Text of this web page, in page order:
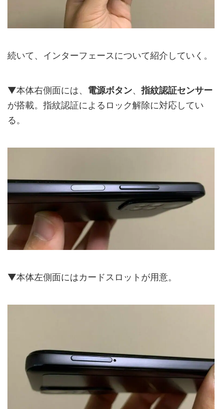
続いて、インターフェースについて紹介していく。
▼本体右側面には、 電源ボタン、指紋認証センサー
が搭載。指紋認証によるロック解除に対応してい
る。
▼本体左側面にはカードスロットが用意。